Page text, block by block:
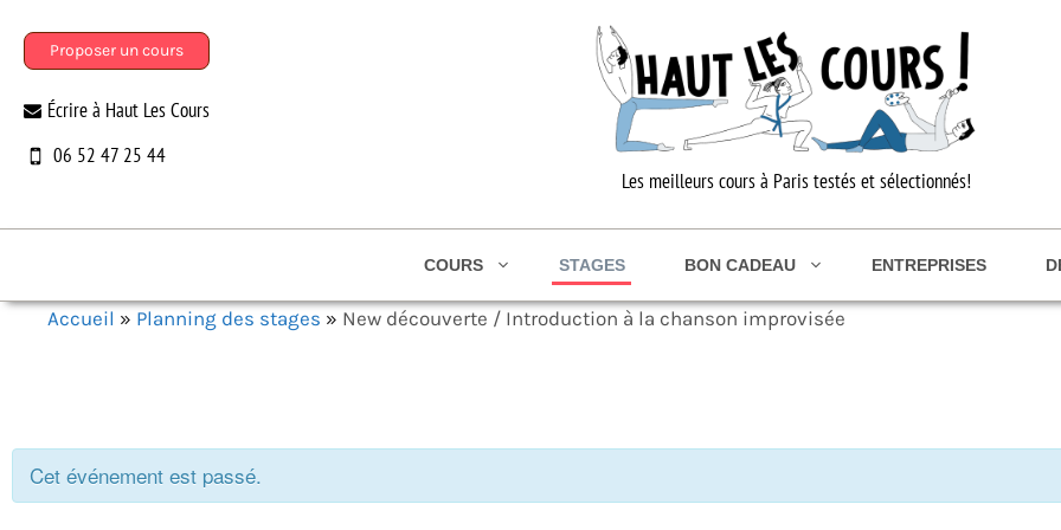
Les meilleurs cours à Paris testés et sélectionnés!
Proposer un cours
Écrire à Haut Les Cours
06 52 47 25 44
COURS STAGES BON CADEAU ENTREPRISES
Accueil » Planning des stages » New découverte / Introduction à la chanson improvisée
Cet événement est passé.